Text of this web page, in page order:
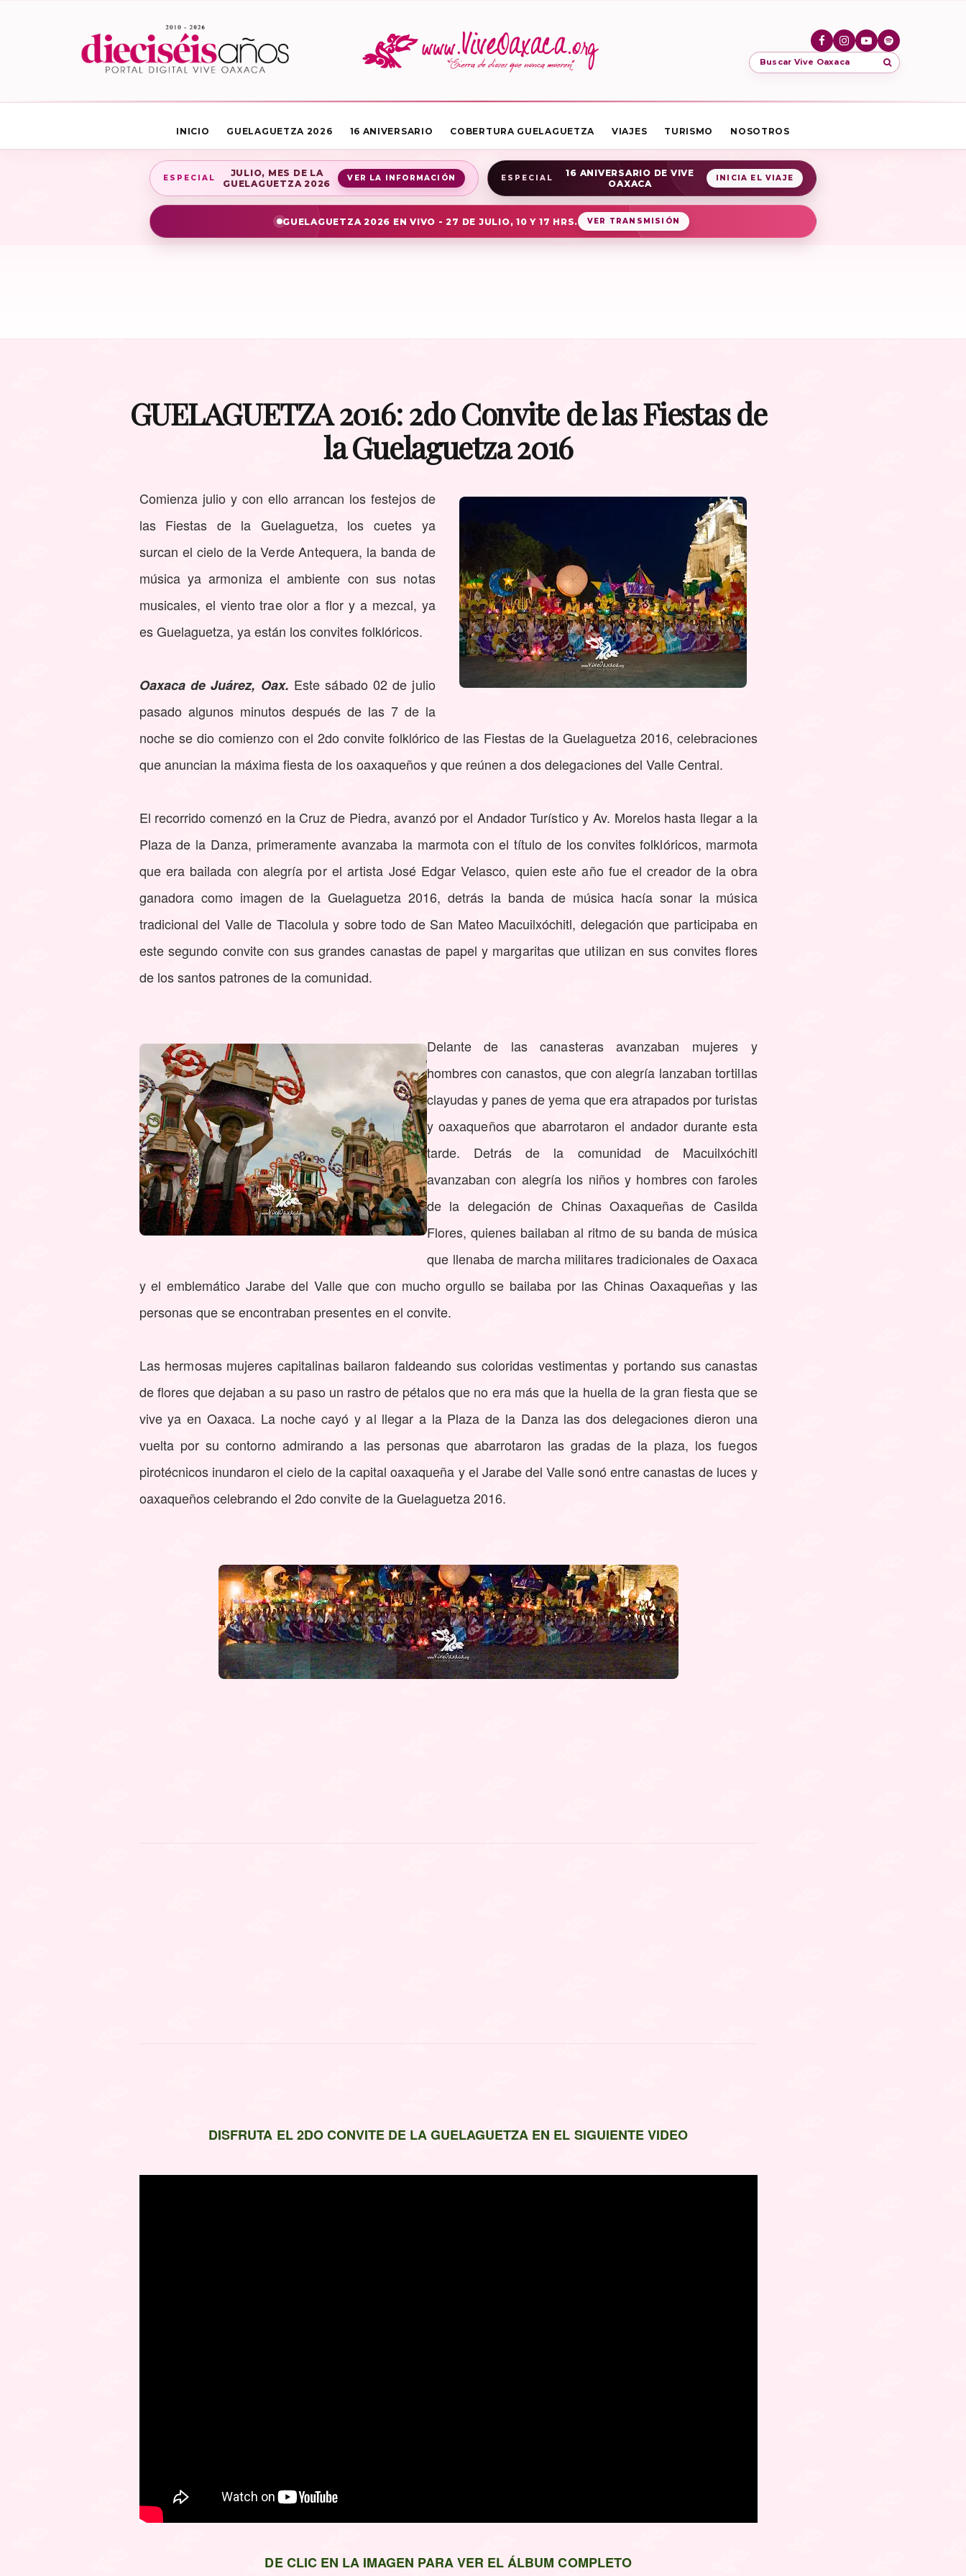
Buscar Vive Oaxaca
INICIO GUELAGUETZA 2026 16 ANIVERSARIO COBERTURA GUELAGUETZA VIAJES TURISMO NOSOTROS
ESPECIAL
JULIO, MES DE LA
GUELAGUETZA 2026
VER LA INFORMACIÓN ESPECIAL
16 ANIVERSARIO DE VIVE
OAXACA
INICIA EL VIAJE
GUELAGUETZA 2026 EN VIVO - 27 DE JULIO, 10 Y 17 HRS. VER TRANSMISIÓN
GUELAGUETZA 2016: 2do Convite de las Fiestas de
la Guelaguetza 2016
Comienza julio y con ello arrancan los festejos de
las Fiestas de la Guelaguetza, los cuetes ya
surcan el cielo de la Verde Antequera, la banda de
música ya armoniza el ambiente con sus notas
musicales, el viento trae olor a flor y a mezcal, ya
es Guelaguetza, ya están los convites folklóricos.
Oaxaca de Juárez, Oax. Este sábado 02 de julio
pasado algunos minutos después de las 7 de la
noche se dio comienzo con el 2do convite folklórico de las Fiestas de la Guelaguetza 2016, celebraciones
que anuncian la máxima fiesta de los oaxaqueños y que reúnen a dos delegaciones del Valle Central.
El recorrido comenzó en la Cruz de Piedra, avanzó por el Andador Turístico y Av. Morelos hasta llegar a la
Plaza de la Danza, primeramente avanzaba la marmota con el título de los convites folklóricos, marmota
que era bailada con alegría por el artista José Edgar Velasco, quien este año fue el creador de la obra
ganadora como imagen de la Guelaguetza 2016, detrás la banda de música hacía sonar la música
tradicional del Valle de Tlacolula y sobre todo de San Mateo Macuilxóchitl, delegación que participaba en
este segundo convite con sus grandes canastas de papel y margaritas que utilizan en sus convites flores
de los santos patrones de la comunidad.
Delante de las canasteras avanzaban mujeres y
hombres con canastos, que con alegría lanzaban tortillas
clayudas y panes de yema que era atrapados por turistas
y oaxaqueños que abarrotaron el andador durante esta
tarde. Detrás de la comunidad de Macuilxóchitl
avanzaban con alegría los niños y hombres con faroles
de la delegación de Chinas Oaxaqueñas de Casilda
Flores, quienes bailaban al ritmo de su banda de música
que llenaba de marcha militares tradicionales de Oaxaca
y el emblemático Jarabe del Valle que con mucho orgullo se bailaba por las Chinas Oaxaqueñas y las
personas que se encontraban presentes en el convite.
Las hermosas mujeres capitalinas bailaron faldeando sus coloridas vestimentas y portando sus canastas
de flores que dejaban a su paso un rastro de pétalos que no era más que la huella de la gran fiesta que se
vive ya en Oaxaca. La noche cayó y al llegar a la Plaza de la Danza las dos delegaciones dieron una
vuelta por su contorno admirando a las personas que abarrotaron las gradas de la plaza, los fuegos
pirotécnicos inundaron el cielo de la capital oaxaqueña y el Jarabe del Valle sonó entre canastas de luces y
oaxaqueños celebrando el 2do convite de la Guelaguetza 2016.
DISFRUTA EL 2DO CONVITE DE LA GUELAGUETZA EN EL SIGUIENTE VIDEO
DE CLIC EN LA IMAGEN PARA VER EL ÁLBUM COMPLETO